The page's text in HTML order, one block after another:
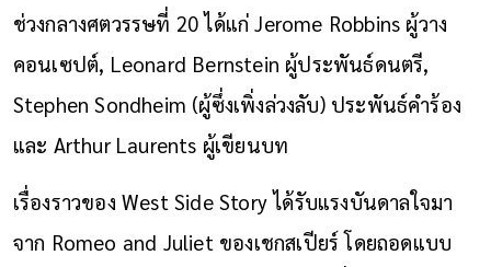
ช่วงกลางศตวรรษที่ 20 ได้แก่ Jerome Robbins ผู้วาง
คอนเซปต์, Leonard Bernstein ผู้ประพันธ์ดนตรี,
Stephen Sondheim (ผู้ซึ่งเพิ่งล่วงลับ) ประพันธ์คำร้อง
และ Arthur Laurents ผู้เขียนบท
เรื่องราวของ West Side Story ได้รับแรงบันดาลใจมา
จาก Romeo and Juliet ของเชกสเปียร์ โดยถอดแบบ